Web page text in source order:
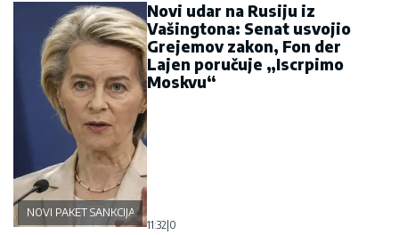
NOVI PAKET SANKCIJA
Novi udar na Rusiju iz
Vašingtona: Senat usvojio
Grejemov zakon, Fon der
Lajen poručuje „Iscrpimo
Moskvu“
11:32 0